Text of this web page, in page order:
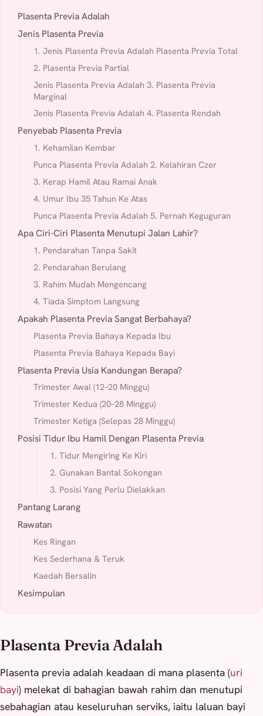
Plasenta Previa Adalah
Jenis Plasenta Previa
1. Jenis Plasenta Previa Adalah Plasenta Previa Total
2. Plasenta Previa Partial
Jenis Plasenta Previa Adalah 3. Plasenta Previa
Marginal
Jenis Plasenta Previa Adalah 4. Plasenta Rendah
Penyebab Plasenta Previa
1. Kehamilan Kembar
Punca Plasenta Previa Adalah 2. Kelahiran Czer
3. Kerap Hamil Atau Ramai Anak
4. Umur Ibu 35 Tahun Ke Atas
Punca Plasenta Previa Adalah 5. Pernah Keguguran
Apa Ciri-Ciri Plasenta Menutupi Jalan Lahir?
1. Pendarahan Tanpa Sakit
2. Pendarahan Berulang
3. Rahim Mudah Mengencang
4. Tiada Simptom Langsung
Apakah Plasenta Previa Sangat Berbahaya?
Plasenta Previa Bahaya Kepada Ibu
Plasenta Previa Bahaya Kepada Bayi
Plasenta Previa Usia Kandungan Berapa?
Trimester Awal (12–20 Minggu)
Trimester Kedua (20–28 Minggu)
Trimester Ketiga (Selepas 28 Minggu)
Posisi Tidur Ibu Hamil Dengan Plasenta Previa
1. Tidur Mengiring Ke Kiri
2. Gunakan Bantal Sokongan
3. Posisi Yang Perlu Dielakkan
Pantang Larang
Rawatan
Kes Ringan
Kes Sederhana & Teruk
Kaedah Bersalin
Kesimpulan
Plasenta Previa Adalah
Plasenta previa adalah keadaan di mana plasenta (uri
bayi) melekat di bahagian bawah rahim dan menutupi
sebahagian atau keseluruhan serviks, iaitu laluan bayi